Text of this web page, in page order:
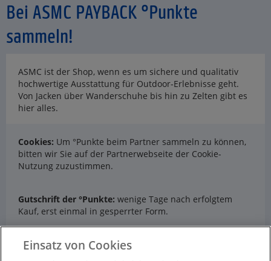
Bei ASMC PAYBACK °Punkte
sammeln!
ASMC ist der Shop, wenn es um sichere und qualitativ
hochwertige Ausstattung für Outdoor-Erlebnisse geht.
Von Jacken über Wanderschuhe bis hin zu Zelten gibt es
hier alles.
Cookies: Um °Punkte beim Partner sammeln zu können,
bitten wir Sie auf der Partnerwebseite der Cookie-
Nutzung zuzustimmen.
Gutschrift der °Punkte: wenige Tage nach erfolgtem
Kauf, erst einmal in gesperrter Form.
Entsperrung der °Punkte:nach ca. 6 Wochen, sofern Sie
Einsatz von Cookies